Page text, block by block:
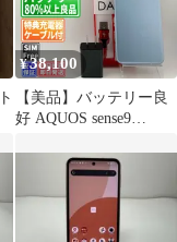
¥38,100
【美品】バッテリー良
好 AQUOS sense9
SIMフリー(simロック解
除済) 中古 本体 動作確
認済 【最短送料無料】